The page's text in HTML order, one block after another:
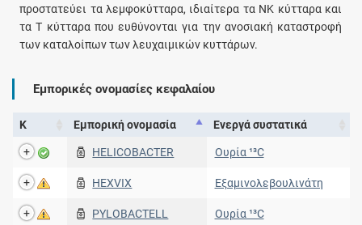
προστατεύει τα λεμφοκύτταρα, ιδιαίτερα τα ΝΚ κύτταρα και
τα Τ κύτταρα που ευθύνονται για την ανοσιακή καταστροφή
των καταλοίπων των λευχαιμικών κυττάρων.
Εμπορικές ονομασίες κεφαλαίου
Κ Εμπορική ονομασία Ενεργά συστατικά
HELICOBACTER Ουρία ¹³C
HEXVIX Εξαμινολεβουλινάτη
PYLOBACTELL Ουρία ¹³C